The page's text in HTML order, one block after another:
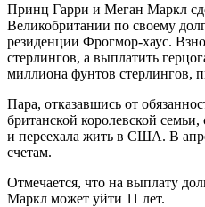
Принц Гарри и Меган Маркл
Великобритании по своему
резиденции Фрогмор-хаус.
стерлингов, а выплатить
миллиона фунтов стерлингов,
Пара, отказавшись от
британской королевской
и переехала жить в США. В
счетам.
Отмечается, что на выплату
Маркл может уйти 11 лет.